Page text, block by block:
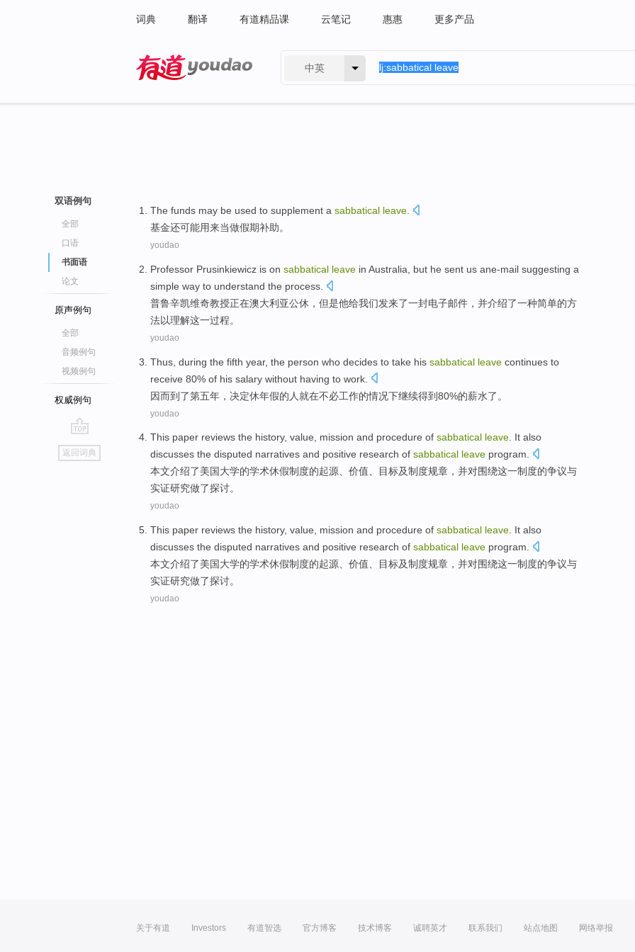
词典 翻译 有道精品课 云笔记 惠惠 更多产品
中英
双语例句
全部
口语
书面语
论文
原声例句
全部
音频例句
视频例句
权威例句
go
top
返回词典
The funds may be used to supplement a sabbatical leave
基金还可能用来当做假期补助。
youdao
Professor Prusinkiewicz is on sabbatical leave in Australia but he sent us ane-mail suggesting a
simple way to understand the process
普鲁辛凯维奇教授正在澳大利亚公休， 但是他给我们发来了一封电子邮件，并介绍了一种简单的方
法以理解这一过程。
youdao
Thus during the fifth year, the person who decides to take his sabbatical leave continues to
receive 80% of his salary without having to work
因而到了第五年 ， 决定休年假的 人就在不必工作的情况下继续得到80%的薪水了。
youdao
This paper reviews the history, value, mission and procedure of sabbatical leave. It also
discusses the disputed narratives and positive research of sabbatical leave program.
本文介绍了美国大学的学术休假制度的起源、 价值、 目标及制度规章， 并对围绕这一制度的争议与
实证研究做了探讨。
youdao
This paper reviews the history, value mission and procedure of sabbatical leave It also
discusses the disputed narratives and positive research of sabbatical leave program.
本文介绍了美国大学的学术休假制度的起源、 价值 目标及制度规章， 并对围绕这一制度的争议与
实证研究做了探讨。
youdao
关于有道 Investors 有道智选 官方博客 技术博客 诚聘英才 联系我们 站点地图 网络举报